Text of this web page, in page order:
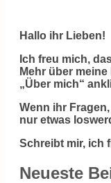
Hallo ihr Lieben!
Ich freu mich,
Mehr über
„Über mich“
Wenn ihr
nur etwas
Schreibt mir, ich
Neueste